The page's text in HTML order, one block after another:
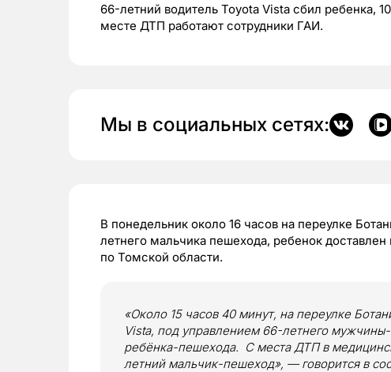
66-летний водитель Toyota Vista сбил ребенка,
месте ДТП работают сотрудники ГАИ.
Мы в социальных сетях:
В понедельник около 16 часов на переулке
летнего мальчика пешехода, ребенок
по Томской области.
«Около 15 часов 40 минут, на переулке
Vista, под управлением 66-летнего
ребёнка-пешехода. С места ДТП в
летний мальчик-пешеход», — говорится в